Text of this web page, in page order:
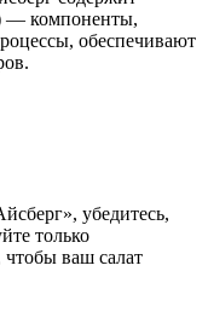
— компоненты,
обеспечивают
убедитесь,
только
ваш салат